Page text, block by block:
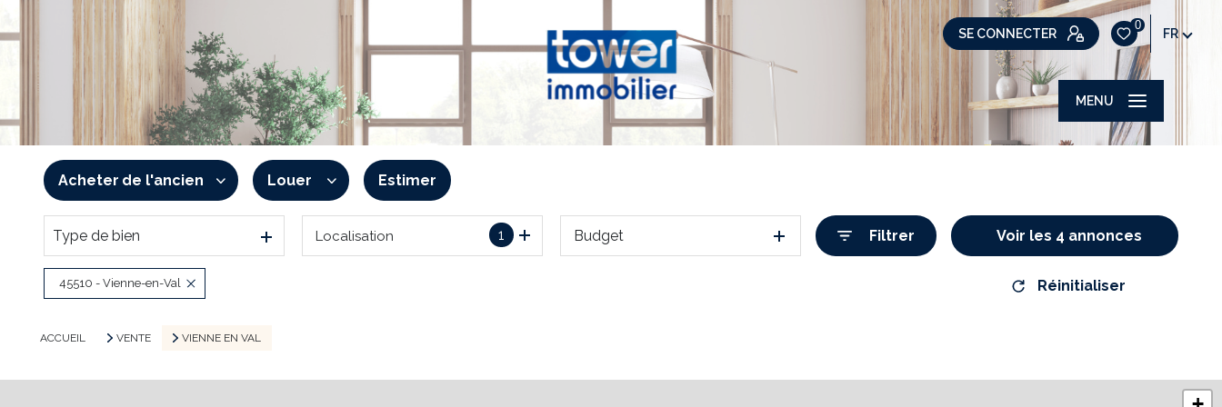
SE CONNECTER
0
FR
MENU
Acheter de l'ancien
De l'ancien
De l'immo pro
Louer
à l'année
Estimer
Type de bien 1
Localisation Budget Filtrer Voir les 4 annonces
45510 - Vienne-en-Val Réinitialiser
ACCUEIL VENTE VIENNE EN VAL